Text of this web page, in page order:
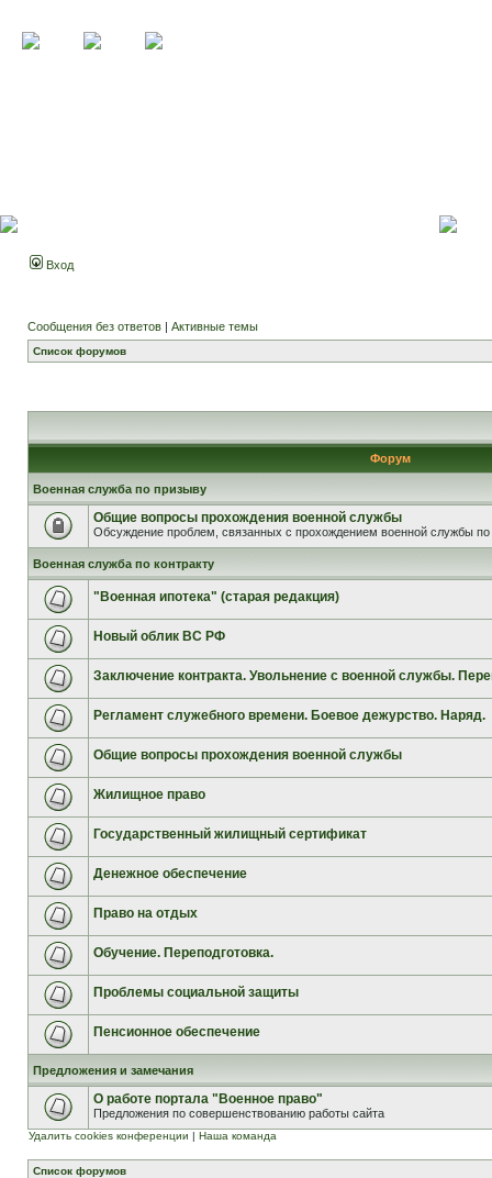
Вход
Сообщения без ответов | Активные темы
Список форумов
Форум
Военная служба по призыву
Общие вопросы прохождения военной службы
Обсуждение проблем, связанных с прохождением военной службы по
Военная служба по контракту
"Военная ипотека" (старая редакция)
Новый облик ВС РФ
Заключение контракта. Увольнение с военной службы.
Регламент служебного времени. Боевое дежурство. Наряд.
Общие вопросы прохождения военной службы
Жилищное право
Государственный жилищный сертификат
Денежное обеспечение
Право на отдых
Обучение. Переподготовка.
Проблемы социальной защиты
Пенсионное обеспечение
Предложения и замечания
О работе портала "Военное право"
Предложения по совершенствованию работы сайта
Удалить cookies конференции | Наша команда
Список форумов